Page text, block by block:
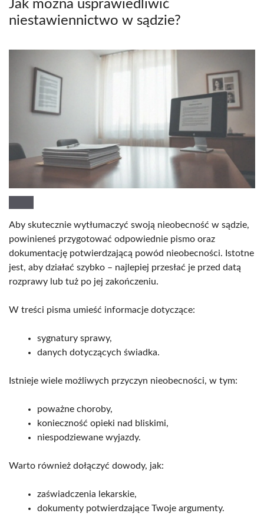
Jak można usprawiedliwić
niestawiennictwo w sądzie?
Aby skutecznie wytłumaczyć swoją nieobecność w sądzie,
powinieneś przygotować odpowiednie pismo oraz
dokumentację potwierdzającą powód nieobecności. Istotne
jest, aby działać szybko – najlepiej przesłać je przed datą
rozprawy lub tuż po jej zakończeniu.
W treści pisma umieść informacje dotyczące:
sygnatury sprawy,
danych dotyczących świadka.
Istnieje wiele możliwych przyczyn nieobecności, w tym:
poważne choroby,
konieczność opieki nad bliskimi,
niespodziewane wyjazdy.
Warto również dołączyć dowody, jak:
zaświadczenia lekarskie,
dokumenty potwierdzające Twoje argumenty.